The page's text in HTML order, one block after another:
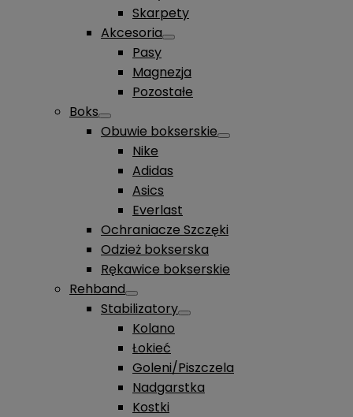
Skarpety
Akcesoria
Pasy
Magnezja
Pozostałe
Boks
Obuwie bokserskie
Nike
Adidas
Asics
Everlast
Ochraniacze Szczęki
Odzież bokserska
Rękawice bokserskie
Rehband
Stabilizatory
Kolano
Łokieć
Goleni/Piszczela
Nadgarstka
Kostki